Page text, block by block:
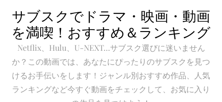
content
サブスクでドラマ・映画・動画
を満喫！おすすめ＆ランキング
Netflix、Hulu、U-NEXT…サブスク選びに迷いません
か？この動画では、あなたにぴったりのサブスクを見つ
けるお手伝いをします！ジャンル別おすすめ作品、人気
ランキングなど今すぐ動画をチェックして、お気に入り